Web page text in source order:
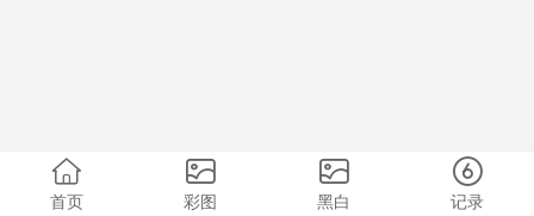
首页 彩图 黑白 记录